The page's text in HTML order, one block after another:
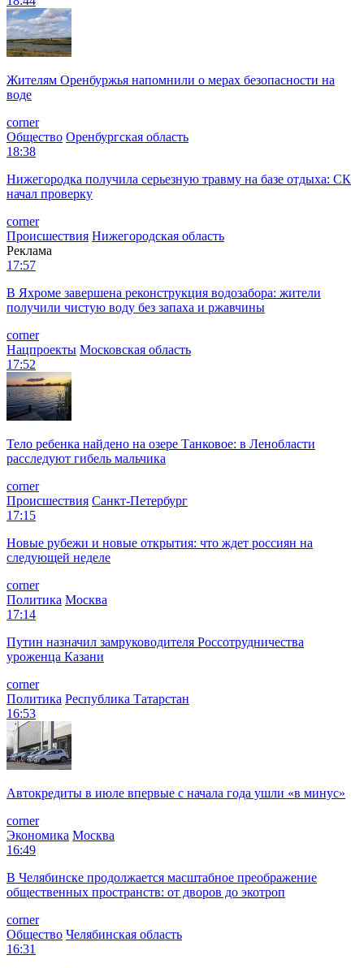
Жителям Оренбуржья напомнили о мерах безопасности на
воде
corner
Общество Оренбургская область
18:38
Нижегородка получила серьезную травму на базе отдыха: СК
начал проверку
corner
Происшествия Нижегородская область
Реклама
17:57
В Яхроме завершена реконструкция водозабора: жители
получили чистую воду без запаха и ржавчины
corner
Нацпроекты Московская область
17:52
Тело ребенка найдено на озере Танковое: в Ленобласти
расследуют гибель мальчика
corner
Происшествия Санкт-Петербург
17:15
Новые рубежи и новые открытия: что ждет россиян на
следующей неделе
corner
Политика Москва
17:14
Путин назначил замруководителя Россотрудничества
уроженца Казани
corner
Политика Республика Татарстан
16:53
Автокредиты в июле впервые с начала года ушли «в минус»
corner
Экономика Москва
16:49
В Челябинске продолжается масштабное преображение
общественных пространств: от дворов до экотроп
corner
Общество Челябинская область
16:31